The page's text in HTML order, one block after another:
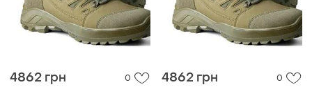
4862 грн 0 4862 грн 0